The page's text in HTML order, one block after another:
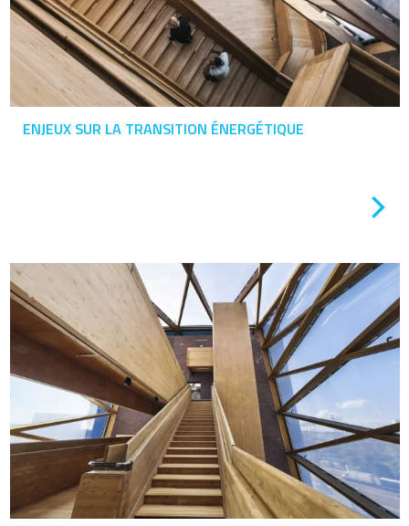
ENJEUX SUR LA TRANSITION ÉNERGÉTIQUE